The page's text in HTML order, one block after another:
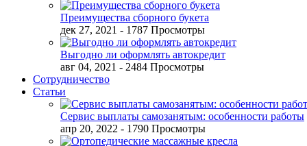
Преимущества сборного букета
дек 27, 2021 - 1787 Просмотры
Выгодно ли оформлять автокредит
авг 04, 2021 - 2484 Просмотры
Сотрудничество
Статьи
Сервис выплаты самозанятым: особенности работы
апр 20, 2022 - 1790 Просмотры